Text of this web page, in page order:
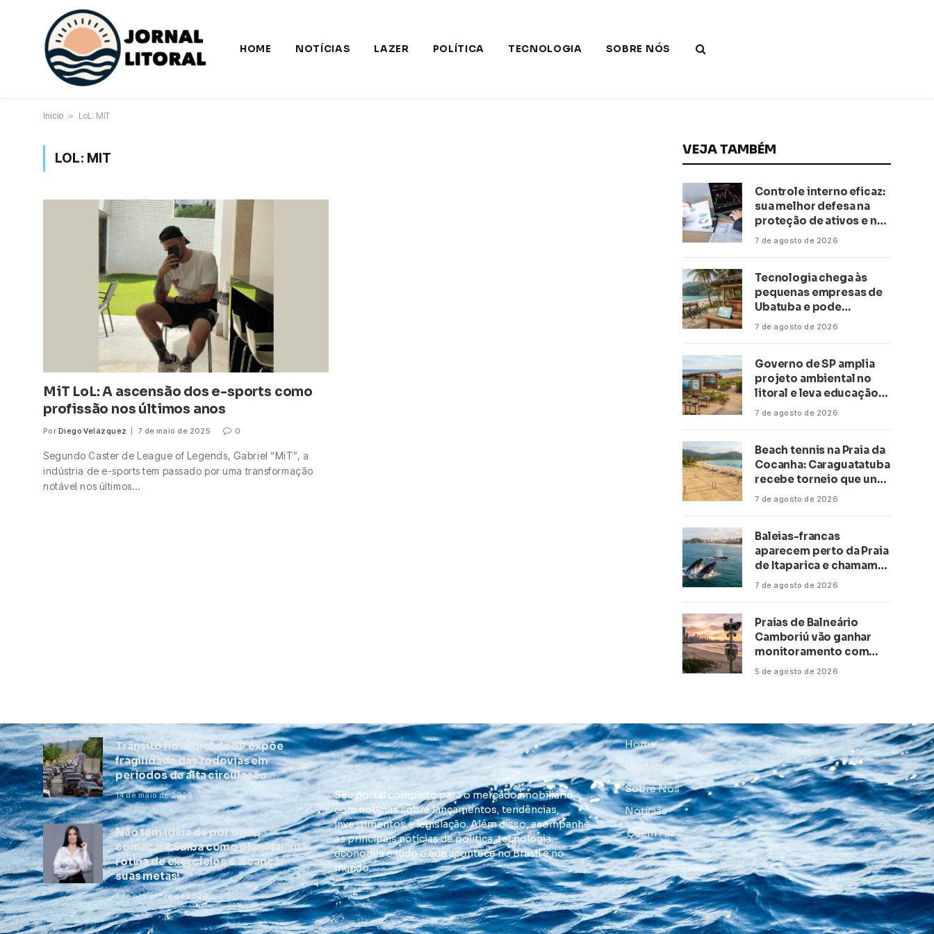
HOME NOTÍCIAS LAZER POLÍTICA TECNOLOGIA SOBRE NÓS
Início » LoL: MiT
LOL: MIT
MiT LoL: A ascensão dos e-sports como
profissão nos últimos anos
Por Diego Velázquez 7 de maio de 2025 0
Segundo Caster de League of Legends, Gabriel “MiT”, a
indústria de e-sports tem passado por uma transformação
notável nos últimos…
VEJA TAMBÉM
Controle interno eficaz:
sua melhor defesa na
proteção de ativos e na
saúde financeira!
7 de agosto de 2026
Tecnologia chega às
pequenas empresas de
Ubatuba e pode
transformar negócios
7 de agosto de 2026
Governo de SP amplia
projeto ambiental no
litoral e leva educação
climática a escolas de 16
7 de agosto de 2026
Beach tennis na Praia da
Cocanha: Caraguatatuba
recebe torneio que une
esporte, lazer e mar
7 de agosto de 2026
Baleias-francas
aparecem perto da Praia
de Itaparica e chamam
atenção no litoral do
7 de agosto de 2026
Praias de Balneário
Camboriú vão ganhar
monitoramento com
inteligência artificial
5 de agosto de 2026
Trânsito no litoral de SP expõe
fragilidade das rodovias em
períodos de alta circulação
14 de maio de 2026
Não tem ideia de por onde
começar? Saiba como planejar sua
rotina de exercícios e alcançar
suas metas!
1 de novembro de 2024
Seu portal completo para o mercado imobiliário,
com notícias sobre lançamentos, tendências,
investimentos e legislação. Além disso, acompanhe
as principais notícias de política, tecnologia,
economia e tudo o que acontece no Brasil e no
mundo.
Home
Contato
Sobre Nós
Notícias
Quem Faz